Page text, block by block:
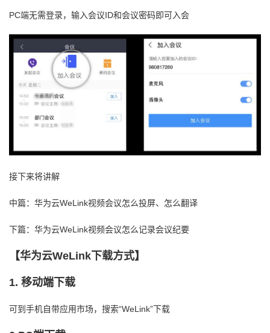
PC端无需登录，输入会议ID和会议密码即可入会
接下来将讲解
中篇：华为云WeLink视频会议怎么投屏、怎么翻译
下篇：华为云WeLink视频会议怎么记录会议纪要
【华为云WeLink 下载方式】
1. 移动端下载
可到手机自带应用市场，搜索“WeLink”下载